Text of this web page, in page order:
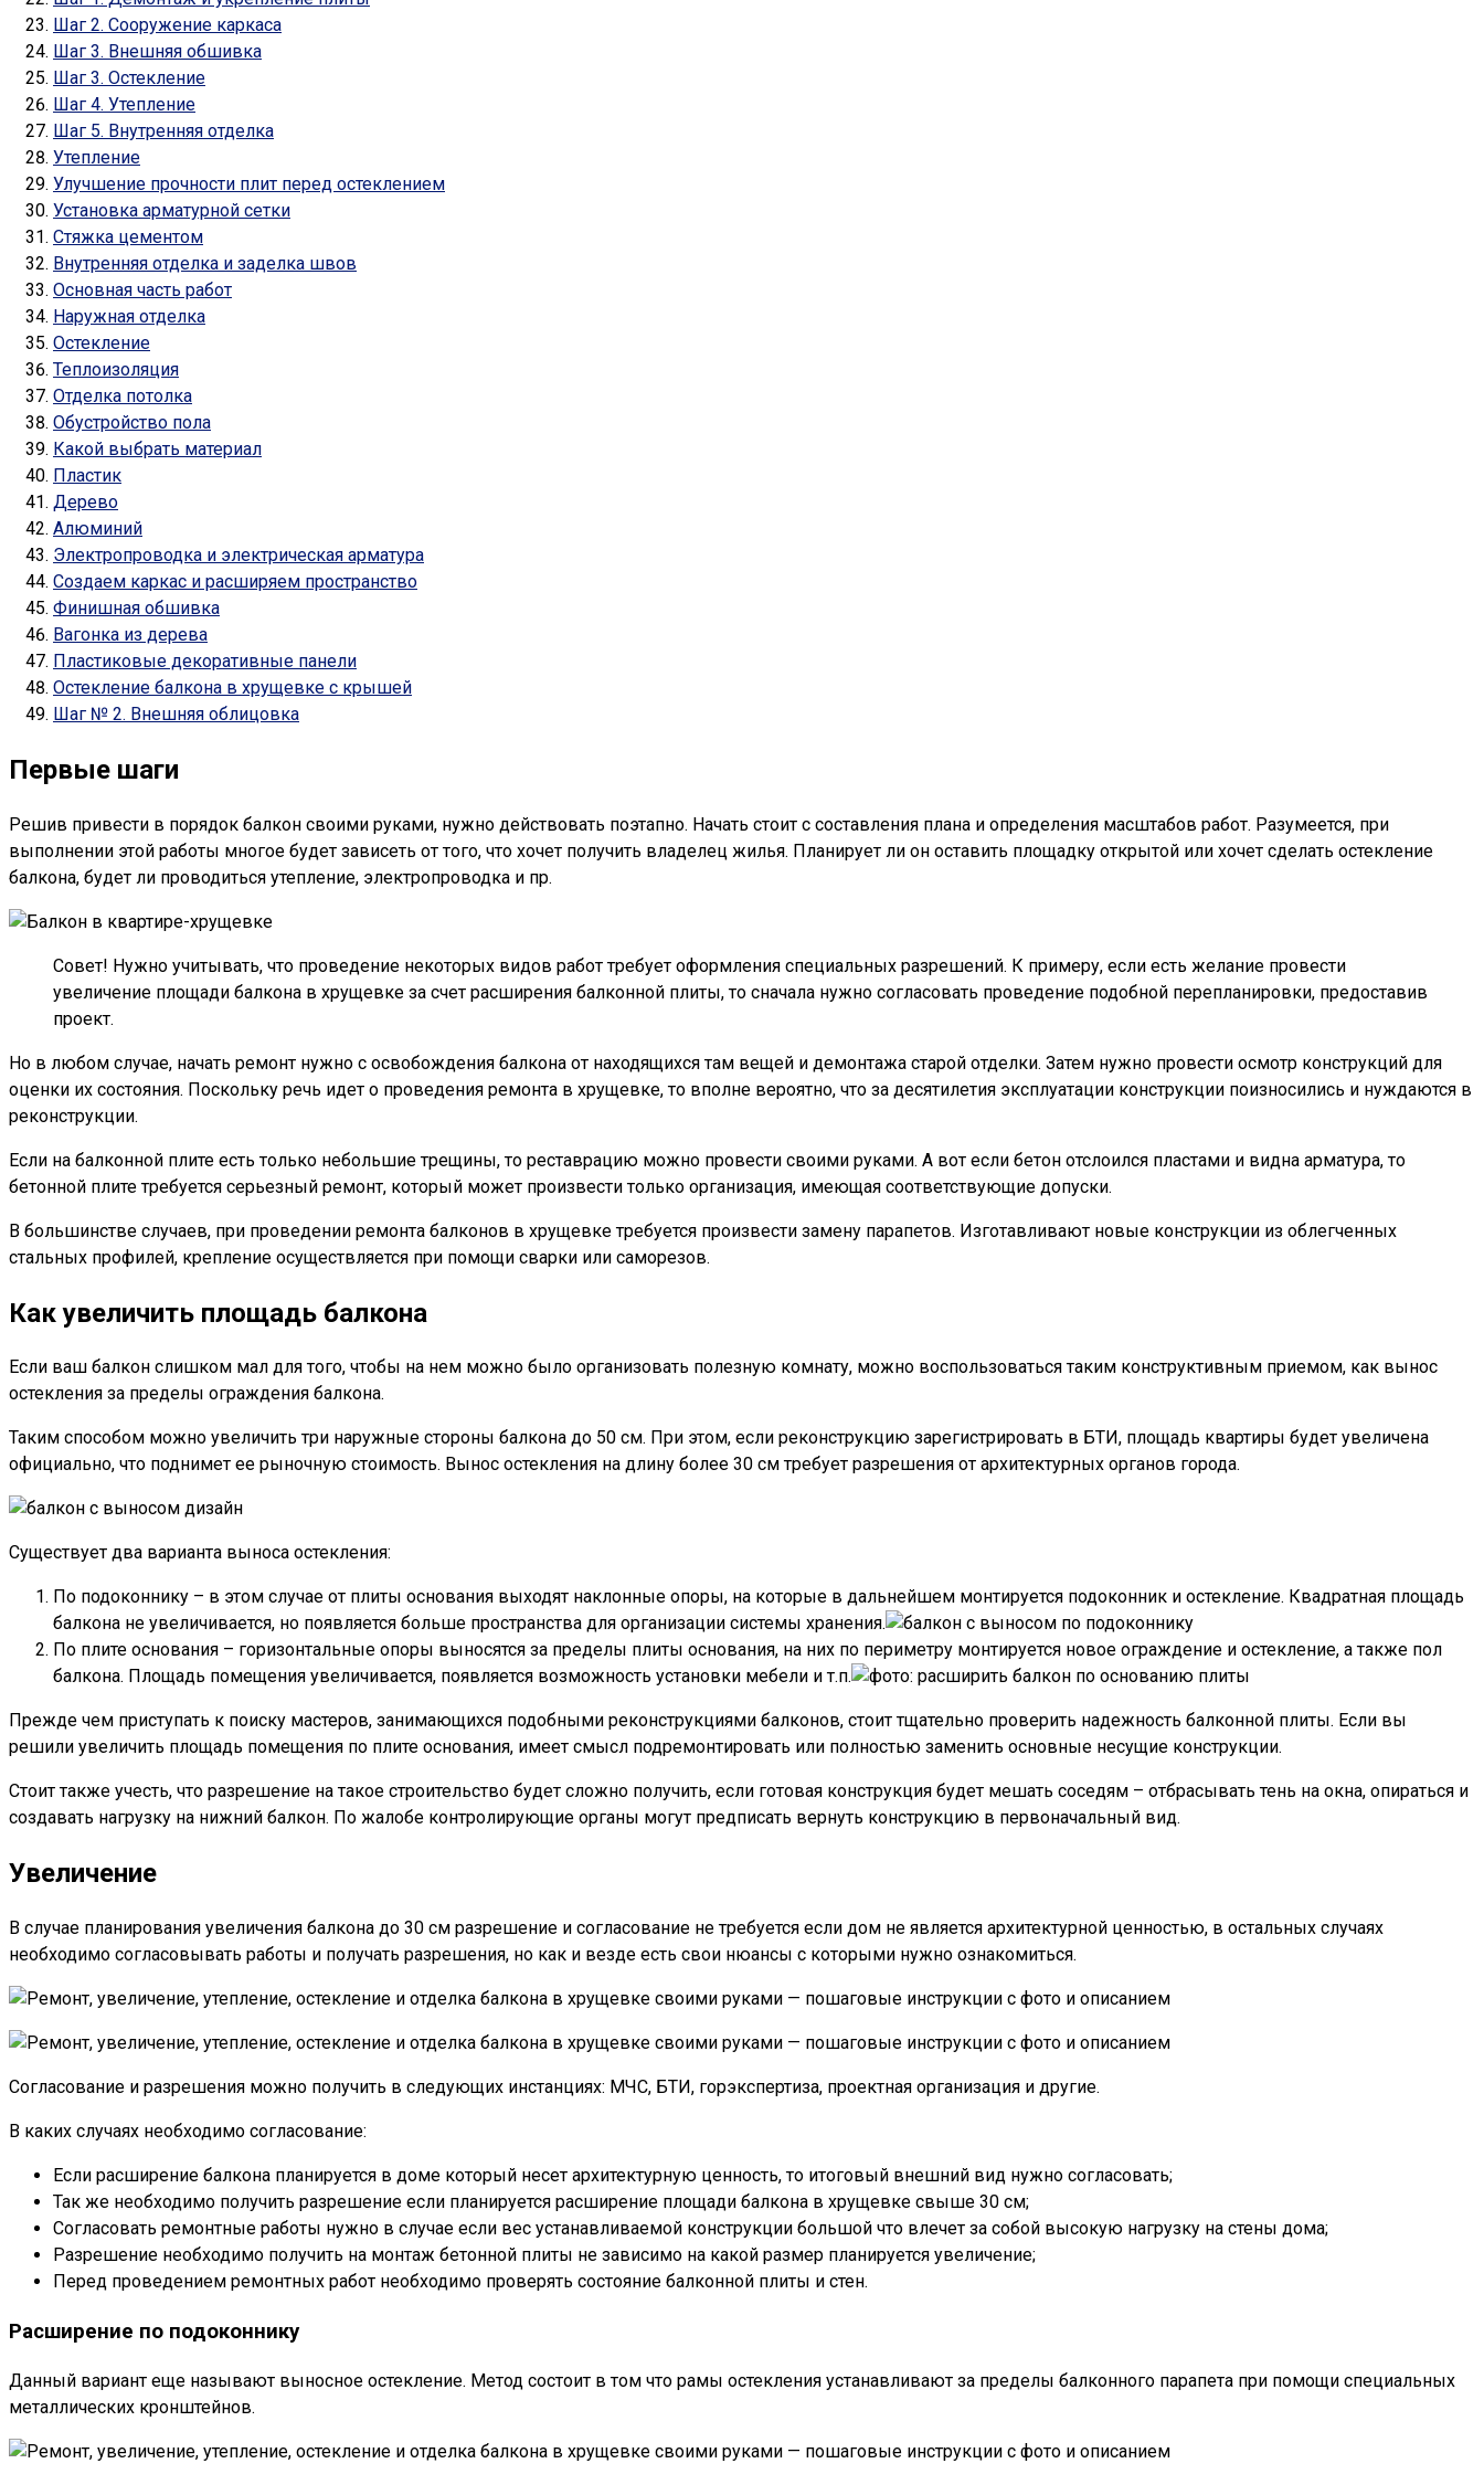
Шаг 2. Сооружение каркаса
Шаг 3. Внешняя обшивка
Шаг 3. Остекление
Шаг 4. Утепление
Шаг 5. Внутренняя отделка
Утепление
Улучшение прочности плит перед остеклением
Установка арматурной сетки
Стяжка цементом
Внутренняя отделка и заделка швов
Основная часть работ
Наружная отделка
Остекление
Теплоизоляция
Отделка потолка
Обустройство пола
Какой выбрать материал
Пластик
Дерево
Алюминий
Электропроводка и электрическая арматура
Создаем каркас и расширяем пространство
Финишная обшивка
Вагонка из дерева
Пластиковые декоративные панели
Остекление балкона в хрущевке с крышей
Шаг № 2. Внешняя облицовка
Первые шаги
Решив привести в порядок балкон своими руками, нужно действовать поэтапно. Начать стоит с составления плана и определения масштабов работ. Разумеется, при
выполнении этой работы многое будет зависеть от того, что хочет получить владелец жилья. Планирует ли он оставить площадку открытой или хочет сделать остекление
балкона, будет ли проводиться утепление, электропроводка и пр.
Совет! Нужно учитывать, что проведение некоторых видов работ требует оформления специальных разрешений. К примеру, если есть желание провести
увеличение площади балкона в хрущевке за счет расширения балконной плиты, то сначала нужно согласовать проведение подобной перепланировки, предоставив
проект.
Но в любом случае, начать ремонт нужно с освобождения балкона от находящихся там вещей и демонтажа старой отделки. Затем нужно провести осмотр конструкций для
оценки их состояния. Поскольку речь идет о проведения ремонта в хрущевке, то вполне вероятно, что за десятилетия эксплуатации конструкции поизносились и нуждаются в
реконструкции.
Если на балконной плите есть только небольшие трещины, то реставрацию можно провести своими руками. А вот если бетон отслоился пластами и видна арматура, то
бетонной плите требуется серьезный ремонт, который может произвести только организация, имеющая соответствующие допуски.
В большинстве случаев, при проведении ремонта балконов в хрущевке требуется произвести замену парапетов. Изготавливают новые конструкции из облегченных
стальных профилей, крепление осуществляется при помощи сварки или саморезов.
Как увеличить площадь балкона
Если ваш балкон слишком мал для того, чтобы на нем можно было организовать полезную комнату, можно воспользоваться таким конструктивным приемом, как вынос
остекления за пределы ограждения балкона.
Таким способом можно увеличить три наружные стороны балкона до 50 см. При этом, если реконструкцию зарегистрировать в БТИ, площадь квартиры будет увеличена
официально, что поднимет ее рыночную стоимость. Вынос остекления на длину более 30 см требует разрешения от архитектурных органов города.
Существует два варианта выноса остекления:
По подоконнику – в этом случае от плиты основания выходят наклонные опоры, на которые в дальнейшем монтируется подоконник и остекление. Квадратная площадь
балкона не увеличивается, но появляется больше пространства для организации системы хранения.
По плите основания – горизонтальные опоры выносятся за пределы плиты основания, на них по периметру монтируется новое ограждение и остекление, а также пол
балкона. Площадь помещения увеличивается, появляется возможность установки мебели и т.п.
Прежде чем приступать к поиску мастеров, занимающихся подобными реконструкциями балконов, стоит тщательно проверить надежность балконной плиты. Если вы
решили увеличить площадь помещения по плите основания, имеет смысл подремонтировать или полностью заменить основные несущие конструкции.
Стоит также учесть, что разрешение на такое строительство будет сложно получить, если готовая конструкция будет мешать соседям – отбрасывать тень на окна, опираться и
создавать нагрузку на нижний балкон. По жалобе контролирующие органы могут предписать вернуть конструкцию в первоначальный вид.
Увеличение
В случае планирования увеличения балкона до 30 см разрешение и согласование не требуется если дом не является архитектурной ценностью, в остальных случаях
необходимо согласовывать работы и получать разрешения, но как и везде есть свои нюансы с которыми нужно ознакомиться.
Согласование и разрешения можно получить в следующих инстанциях: МЧС, БТИ, горэкспертиза, проектная организация и другие.
В каких случаях необходимо согласование:
Если расширение балкона планируется в доме который несет архитектурную ценность, то итоговый внешний вид нужно согласовать;
Так же необходимо получить разрешение если планируется расширение площади балкона в хрущевке свыше 30 см;
Согласовать ремонтные работы нужно в случае если вес устанавливаемой конструкции большой что влечет за собой высокую нагрузку на стены дома;
Разрешение необходимо получить на монтаж бетонной плиты не зависимо на какой размер планируется увеличение;
Перед проведением ремонтных работ необходимо проверять состояние балконной плиты и стен.
Расширение по подоконнику
Данный вариант еще называют выносное остекление. Метод состоит в том что рамы остекления устанавливают за пределы балконного парапета при помощи специальных
металлических кронштейнов.